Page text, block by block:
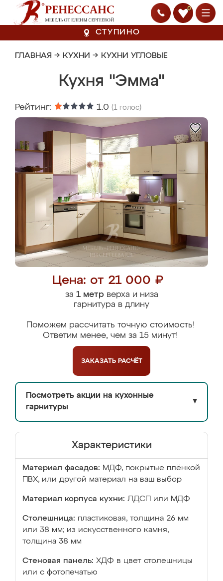
0
СТУПИНО
ГЛАВНАЯ → КУХНИ → КУХНИ УГЛОВЫЕ
Кухня "Эмма"
Рейтинг: 1.0 (1 голос)
Цена: от 21 000 ₽
за 1 метрверха и низа
гарнитура в длину
Поможем рассчитать точную стоимость!
Ответим менее, чем за 15 минут!
ЗАКАЗАТЬ РАСЧЁТ
Посмотреть акции на кухонные
гарнитуры
▼
Характеристики
Материал фасадов: МДФ, покрытые плёнкой
ПВХ, или другой материал на ваш выбор
Материал корпуса кухни: ЛДСП или МДФ
Столешница: пластиковая, толщина 26 мм
или 38 мм; из искусственного камня,
толщина 38 мм
Стеновая панель: ХДФ в цвет столешницы
или с фотопечатью